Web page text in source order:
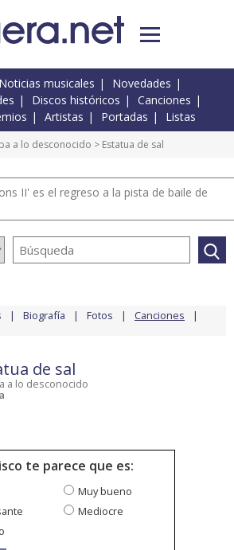
Noticias musicales
Novedades
Discos históricos
Canciones
Artistas Portadas Listas
a lo desconocido > Estatua de sal
II' es el regreso a la pista de baile de
Biografía Fotos Canciones
de sal
a lo desconocido
te parece que es:
Muy bueno
Mediocre